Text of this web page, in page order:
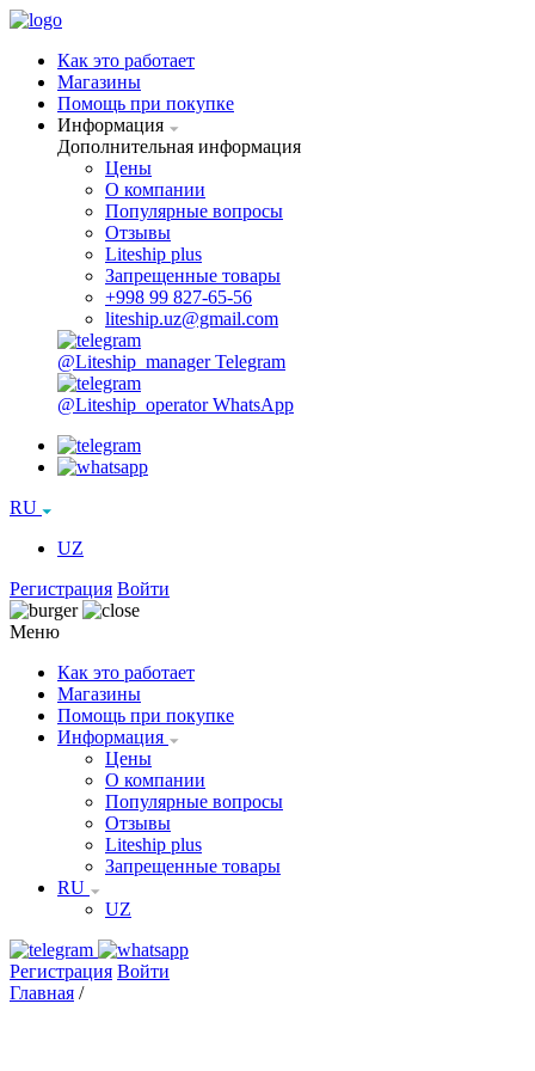
Как это работает
Магазины
Помощь при покупке
Информация
Дополнительная информация
Цены
О компании
Популярные вопросы
Отзывы
Liteship plus
Запрещенные товары
+998 99 827-65-56
liteship.uz@gmail.com
@Liteship_manager Telegram
@Liteship_operator WhatsApp
RU
UZ
Регистрация Войти
Меню
Как это работает
Магазины
Помощь при покупке
Информация
Цены
О компании
Популярные вопросы
Отзывы
Liteship plus
Запрещенные товары
RU
UZ
Регистрация Войти
Главная /